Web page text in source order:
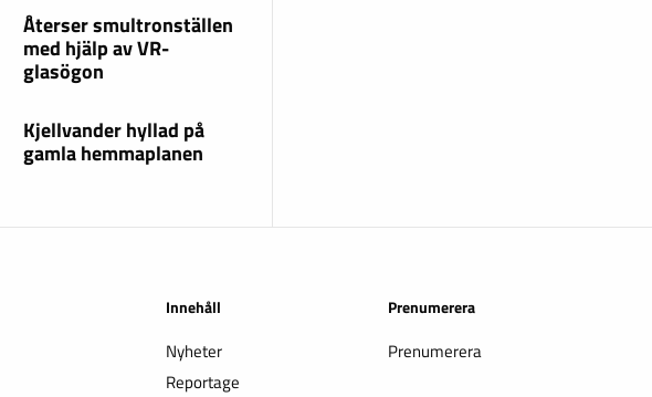
Återser smultronställen
med hjälp av VR-
glasögon
Kjellvander hyllad på
gamla hemmaplanen
Innehåll
Nyheter
Reportage
Prenumerera
Prenumerera